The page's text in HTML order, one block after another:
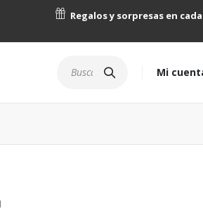
Regalos y sorpresas en
Mi